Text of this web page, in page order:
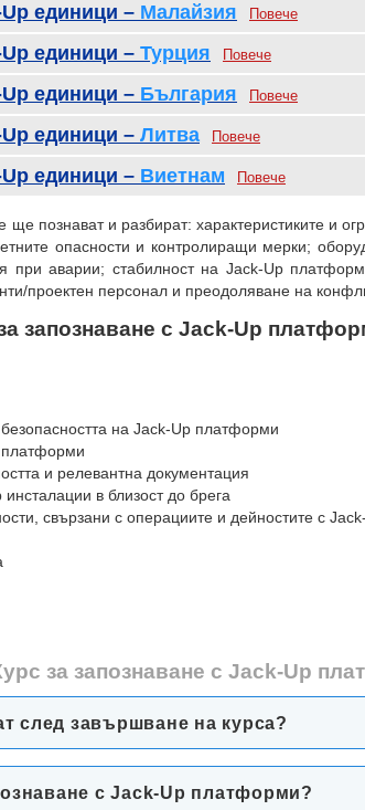
единици – Малайзия Повече
единици – Турция Повече
единици – България Повече
единици – Литва Повече
единици – Виетнам Повече
познават и разбират: характеристиките и
опасности и контролиращи мерки;
при аварии; стабилност на Jack-Up
проектен персонал и преодоляване на
запознаване с Jack-Up
на Jack-Up платформи
и релевантна документация
в близост до брега
свързани с операциите и дейностите с
за запознаване с Jack-Up
след завършване на курса?
с Jack-Up платформи?